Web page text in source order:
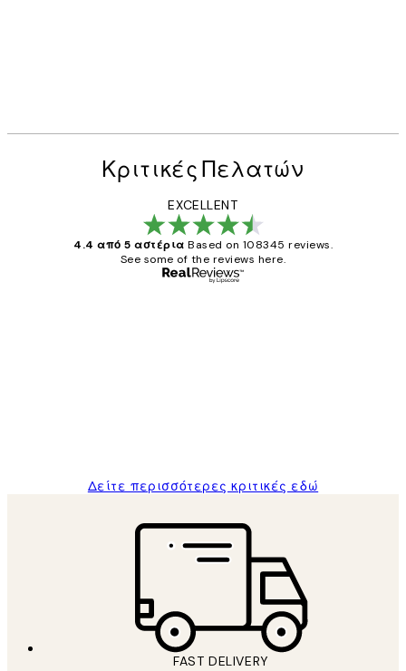
Κριτικές Πελατών
EXCELLENT
4.4 από 5 αστέρια Based on 108345 reviews.
See some of the reviews here.
Δείτε περισσότερες κριτικές εδώ
FAST DELIVERY